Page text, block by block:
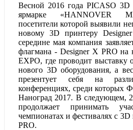
Весной 2016 года PICASO 3D
ярмарке «HANNOVER
посетители которой выявили
новому 3D принтеру
середине мая компания
флагмана - Designer X PRO на
EXPO, где проводит выставку
нового 3D оборудования, а
презентует себя на
конференциях, среди которых
Наноград 2017. В следующем,
продолжает принимать
чемпионатах и фестивалях с
PRO.